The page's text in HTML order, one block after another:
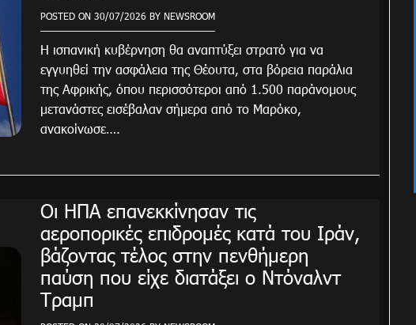
POSTED ON 30/07/2026 BY NEWSROOM
Η ισπανική κυβέρνηση θα αναπτύξει στρατό για να
εγγυηθεί την ασφάλεια της Θέουτα, στα βόρεια παράλια
της Αφρικής, όπου περισσότεροι από 1.500 παράνομους
μετανάστες εισέβαλαν σήμερα από το Μαρόκο,
ανακοίνωσε….
Οι ΗΠΑ επανεκκίνησαν τις
αεροπορικές επιδρομές κατά του Ιράν,
βάζοντας τέλος στην πενθήμερη
παύση που είχε διατάξει ο Ντόναλντ
Τραμπ